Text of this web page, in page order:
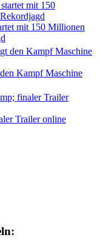
mit 150 Millionen
Kampf Maschine
Trailer online